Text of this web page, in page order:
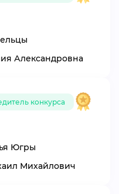
Александровна
конкурса
Югры
Михайлович